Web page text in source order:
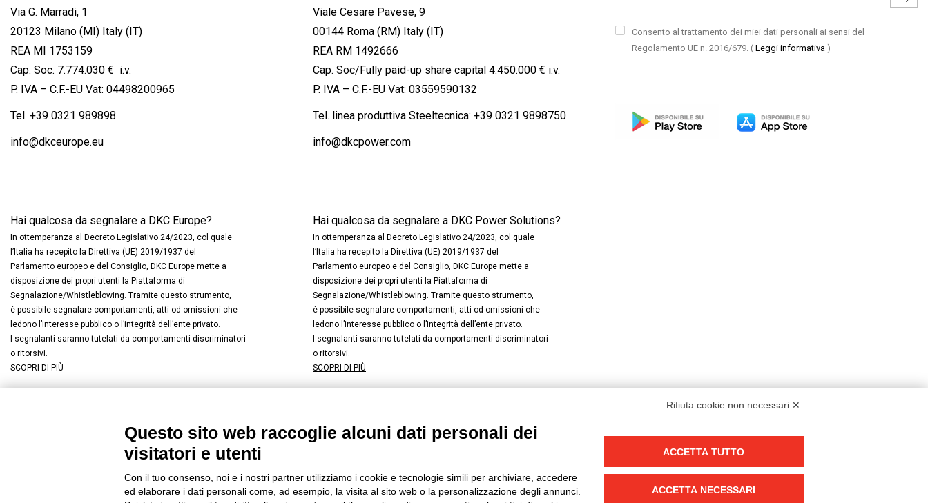
Via G. Marradi, 1
20123 Milano (MI) Italy (IT)
REA MI 1753159
Cap. Soc. 7.774.030 € i.v.
P. IVA – C.F.-EU Vat: 04498200965
Tel. +39 0321 989898
info@dkceurope.eu
Hai qualcosa da segnalare a DKC Europe?
In ottemperanza al Decreto Legislativo 24/2023, col quale
l’Italia ha recepito la Direttiva (UE) 2019/1937 del
Parlamento europeo e del Consiglio, DKC Europe mette a
disposizione dei propri utenti la Piattaforma di
Segnalazione/Whistleblowing. Tramite questo strumento,
è possibile segnalare comportamenti, atti od omissioni che
ledono l’interesse pubblico o l’integrità dell’ente privato.
I segnalanti saranno tutelati da comportamenti discriminatori
o ritorsivi.
SCOPRI DI PIÙ
Viale Cesare Pavese, 9
00144 Roma (RM) Italy (IT)
REA RM 1492666
Cap. Soc/Fully paid-up share capital 4.450.000 € i.v.
P. IVA – C.F.-EU Vat: 03559590132
Tel. linea produttiva Steeltecnica: +39 0321 9898750
info@dkcpower.com
Hai qualcosa da segnalare a DKC Power Solutions?
In ottemperanza al Decreto Legislativo 24/2023, col quale
l’Italia ha recepito la Direttiva (UE) 2019/1937 del
Parlamento europeo e del Consiglio, DKC Europe mette a
disposizione dei propri utenti la Piattaforma di
Segnalazione/Whistleblowing. Tramite questo strumento,
è possibile segnalare comportamenti, atti od omissioni che
ledono l’interesse pubblico o l’integrità dell’ente privato.
I segnalanti saranno tutelati da comportamenti discriminatori
o ritorsivi.
SCOPRI DI PIÙ
Consento al trattamento dei miei dati personali ai sensi del
Regolamento UE n. 2016/679. ( Leggi informativa )
FACEBOOK LINKEDIN / YOUTUBE INSTAGRAM
Privacy -Cookies -Modifica preferenze Cookie
Rifiuta cookie non necessari ✕
Questo sito web raccoglie alcuni dati personali dei
visitatori e utenti
Con il tuo consenso, noi e i nostri partner utilizziamo i cookie e tecnologie simili per archiviare, accedere
ed elaborare i dati personali come, ad esempio, la visita al sito web o la personalizzazione degli annunci.
ACCETTA TUTTO
ACCETTA NECESSARI